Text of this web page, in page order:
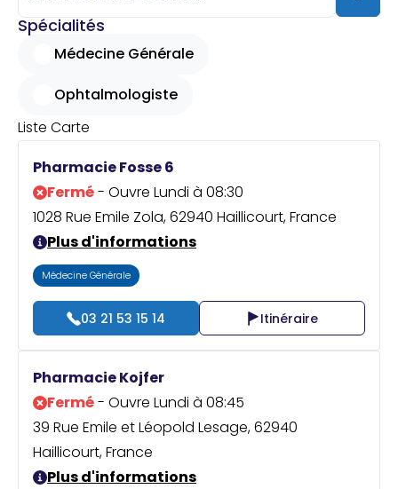
Pharmacien
Connexion
Praticien ?
Spécialités
Médecine Générale
Ophtalmologiste
Liste Carte
Pharmacie Fosse 6
Fermé- Ouvre Lundi à 08:30
1028 Rue Emile Zola, 62940 Haillicourt, France
Plus d'informations
Médecine Générale
03 21 53 15 14 Itinéraire
Pharmacie Kojfer
Fermé- Ouvre Lundi à 08:45
39 Rue Emile et Léopold Lesage, 62940
Haillicourt, France
Plus d'informations